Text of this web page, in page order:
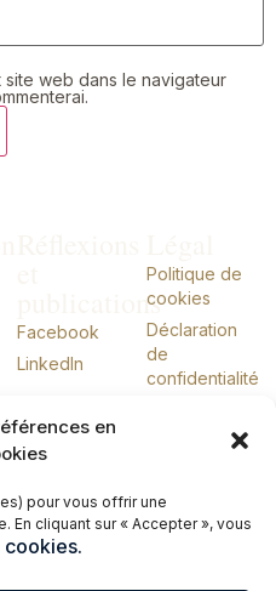
en
pour vous offrir une
En cliquant sur « Accepter », vous
web dans le navigateur
publications
Facebook
LinkedIn
Politique de
cookies
Déclaration
de
confidentialité